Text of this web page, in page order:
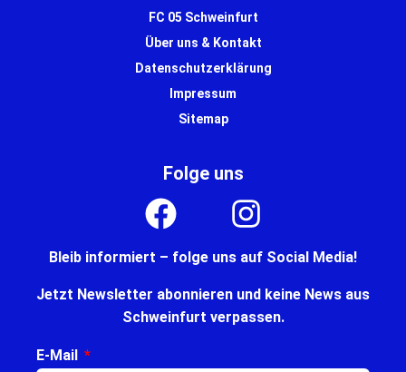
FC 05 Schweinfurt
Über uns & Kontakt
Datenschutzerklärung
Impressum
Sitemap
Folge uns
Bleib informiert – folge uns auf Social Media!
Jetzt Newsletter abonnieren und keine News aus
Schweinfurt verpassen.
E-Mail